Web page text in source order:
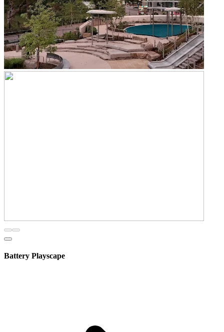
Battery Playscape